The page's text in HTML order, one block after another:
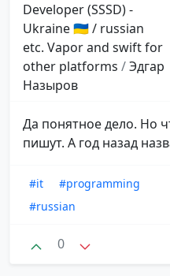
Developer (SSSD) -
Ukraine 🇺🇦 / russian
etc. Vapor and swift for
other platforms /Эдгар
Назыров
Да понятное дело. Но
пишут. А год назад
#it
#programming
#russian
0